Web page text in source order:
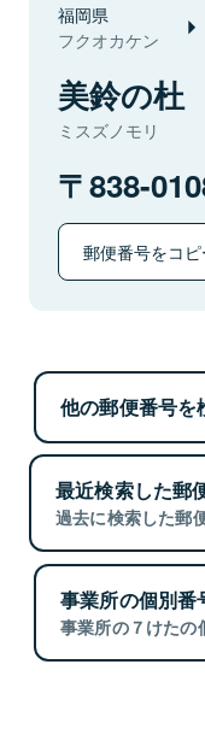
福岡県
フクオカケン
美鈴の杜
ミスズノモリ
838-
郵便番号をコ
他の郵便番号を
最近検索した郵
過去に検索した郵
事業所の個別番
事業所の７けたの